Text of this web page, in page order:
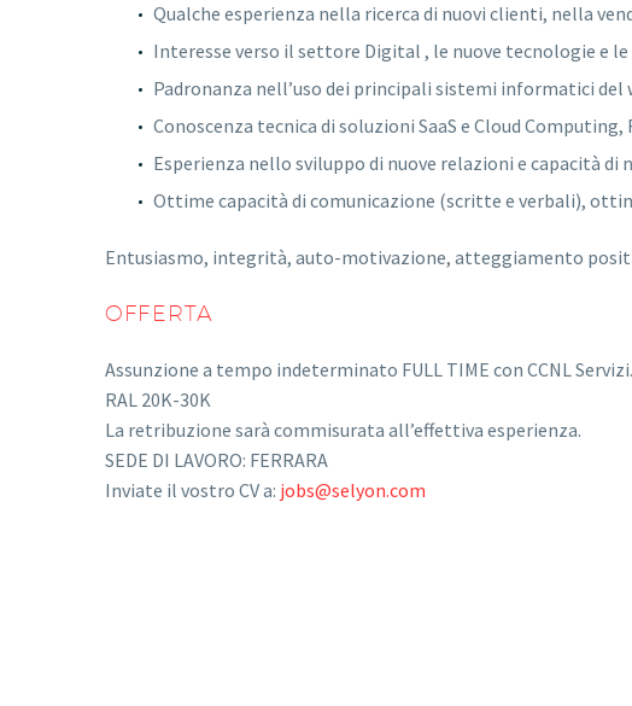
Qualche esperienza nella ricerca di nuovi clienti, nella
Interesse verso il settore Digital , le nuove tecnologie e
Padronanza nell’uso dei principali sistemi informatici
Conoscenza tecnica di soluzioni SaaS e Cloud
Esperienza nello sviluppo di nuove relazioni e capacità di
Ottime capacità di comunicazione (scritte e verbali),
Entusiasmo, integrità, auto-motivazione, atteggiamento
OFFERTA
Assunzione a tempo indeterminato FULL TIME con CCNL Servizi.
RAL 20K-30K
La retribuzione sarà commisurata all’effettiva esperienza.
SEDE DI LAVORO: FERRARA
Inviate il vostro CV a: jobs@selyon.com